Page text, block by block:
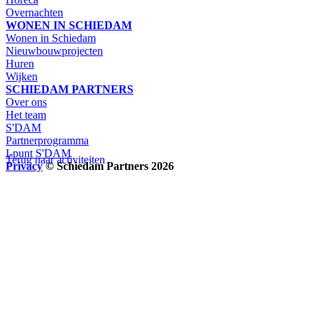
Terug naar activiteiten
Overnachten
WONEN IN SCHIEDAM
Wonen in Schiedam
Nieuwbouwprojecten
Huren
Wijken
SCHIEDAM PARTNERS
Over ons
Het team
S'DAM
Partnerprogramma
I-punt S'DAM
Privacy © Schiedam Partners 2026